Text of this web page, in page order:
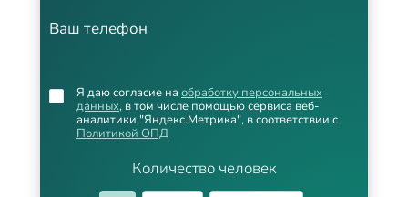
Ваш телефон
Количество человек
Я даю согласие на обработку персональных
данных, в том числе помощью сервиса веб-
аналитики "Яндекс.Метрика", в соответствии с
Политикой ОПД